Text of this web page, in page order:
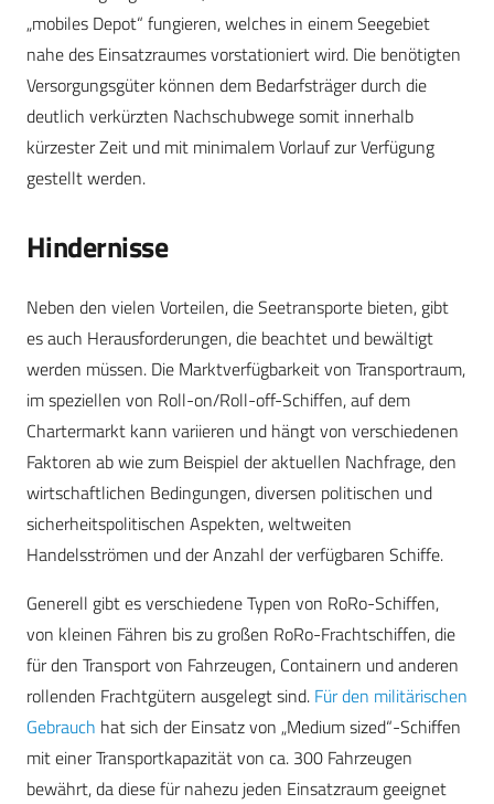
„mobiles Depot“ fungieren, welches in einem Seegebiet
nahe des Einsatzraumes vorstationiert wird. Die benötigten
Versorgungsgüter können dem Bedarfsträger durch die
deutlich verkürzten Nachschubwege somit innerhalb
kürzester Zeit und mit minimalem Vorlauf zur Verfügung
gestellt werden.
Hindernisse
Neben den vielen Vorteilen, die Seetransporte bieten, gibt
es auch Herausforderungen, die beachtet und bewältigt
werden müssen. Die Marktverfügbarkeit von Transportraum,
im speziellen von Roll-on/Roll-off-Schiffen, auf dem
Chartermarkt kann variieren und hängt von verschiedenen
Faktoren ab wie zum Beispiel der aktuellen Nachfrage, den
wirtschaftlichen Bedingungen, diversen politischen und
sicherheitspolitischen Aspekten, weltweiten
Handelsströmen und der Anzahl der verfügbaren Schiffe.
Generell gibt es verschiedene Typen von RoRo-Schiffen,
von kleinen Fähren bis zu großen RoRo-Frachtschiffen, die
für den Transport von Fahrzeugen, Containern und anderen
rollenden Frachtgütern ausgelegt sind. Für den militärischen
Gebrauch hat sich der Einsatz von „Medium sized“-Schiffen
mit einer Transportkapazität von ca. 300 Fahrzeugen
bewährt, da diese für nahezu jeden Einsatzraum geeignet